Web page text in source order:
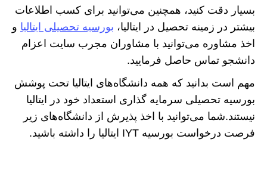
بسیار دقت کنید، همچنین می‌توانید برای کسب اطلاعات
بیشتر در زمینه تحصیل در ایتالیا، بورسیه تحصیلی ایتالیا و
اخذ مشاوره می‌توانید با مشاوران مجرب سایت اعزام
دانشجو تماس حاصل فرمایید.
مهم است بدانید که همه دانشگاه‌های ایتالیا تحت پوشش
بورسیه تحصیلی سرمایه گذاری استعداد خود در ایتالیا
نیستند.شما می‌توانید با اخذ پذیرش از دانشگاه‌های زیر
فرصت درخواست بورسیه IYT ایتالیا را داشته باشید.